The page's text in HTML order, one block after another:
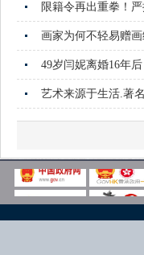
限籍令再出重拳！
画家为何不轻易赠画
49岁闫妮离婚16年
艺术来源于生活.著